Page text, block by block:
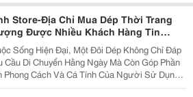
Store-Địa Chỉ Mua Dép Thời Trang
Được Nhiều Khách Hàng Tin
Sống Hiện Đại, Một Đôi Dép Không Chỉ Đáp
Cầu Di Chuyển Hằng Ngày Mà Còn Góp Phần
Phong Cách Và Cá Tính Của Người Sử Dụng.
Việc Lựa Chọn Một Địa Chỉ Uy Tín Để Mua